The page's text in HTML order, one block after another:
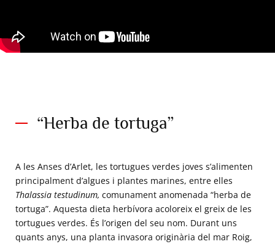
“Herba de tortuga”
A les Anses d’Arlet, les tortugues verdes joves s’alimenten
principalment d’algues i plantes marines, entre elles
Thalassia testudinum, comunament anomenada “herba de
tortuga”. Aquesta dieta herbívora acoloreix el greix de les
tortugues verdes. És l’origen del seu nom. Durant uns
quants anys, una planta invasora originària del mar Roig,